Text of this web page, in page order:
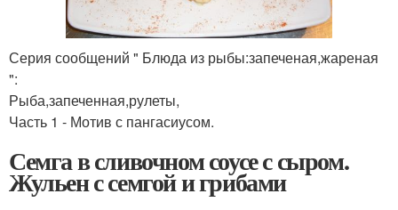
Серия сообщений " Блюда из рыбы:запеченая,жареная
":
Рыба,запеченная,рулеты,
Часть 1 - Мотив с пангасиусом.
Семга в сливочном соусе с сыром.
Жульен с семгой и грибами